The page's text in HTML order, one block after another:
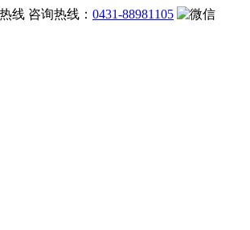
咨询热线： 0431-88981105